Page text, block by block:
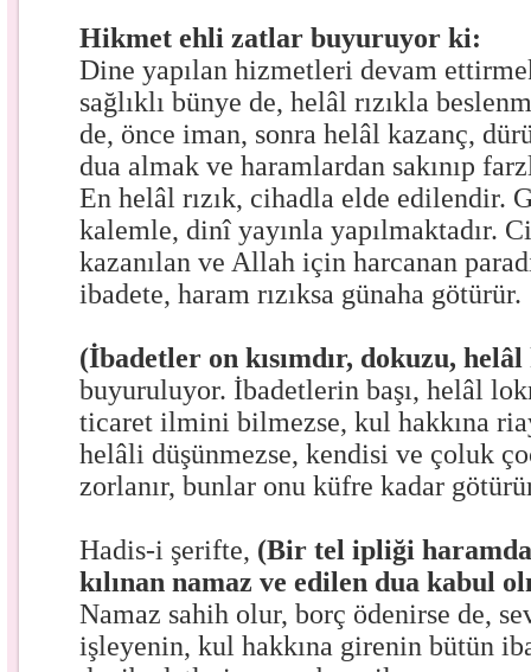
Hikmet ehli zatlar buyuruyor ki:
Dine yapılan hizmetleri devam
sağlıklı bünye de, helâl rızıkla
de, önce iman, sonra helâl kazanç,
dua almak ve haramlardan sakınıp
En helâl rızık, cihadla elde edilendir.
kalemle, dinî yayınla yapılmaktadır.
kazanılan ve Allah için harcanan
ibadete, haram rızıksa günaha götürür.
(İbadetler on kısımdır, dokuzu,
buyuruluyor. İbadetlerin başı, helâl
ticaret ilmini bilmezse, kul hakkına
helâli düşünmezse, kendisi ve çoluk
zorlanır, bunlar onu küfre kadar
Hadis-i şerifte, (Bir tel ipliği
kılınan namaz ve edilen dua kabul
Namaz sahih olur, borç ödenirse de,
işleyenin, kul hakkına girenin bütün